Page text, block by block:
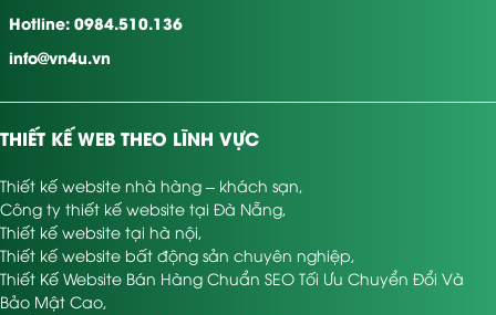
đại cho xong – hãy xem kỹ các mẫu web khách sạn
của đối thủ, rồi làm nổi bật bản sắc riêng của mình.
Quy Trình Thiết Kế
Website Cho Khách Sạn
Làm web cho khách sạn không phải chuyện ngày một
ngày hai. Quy trình thiết kế trang web khách sạn
chuyên nghiệp thường gồm các bước rõ ràng như sau:
Khảo sát yêu cầu: Đơn vị thiết kế sẽ trao đổi, tìm hiểu
đặc điểm, nhu cầu, mục tiêu kinh doanh của bạn.
Hotline: 0984.510.136
info@vn4u.vn
THIẾT KẾ WEB THEO LĨNH VỰC
Thiết kế website nhà hàng – khách sạn,
Công ty thiết kế website tại Đà Nẵng,
Thiết kế website tại hà nội,
Thiết kế website bất động sản chuyên nghiệp,
Thiết Kế Website Bán Hàng Chuẩn SEO Tối Ưu Chuyển Đổi Và
Bảo Mật Cao,